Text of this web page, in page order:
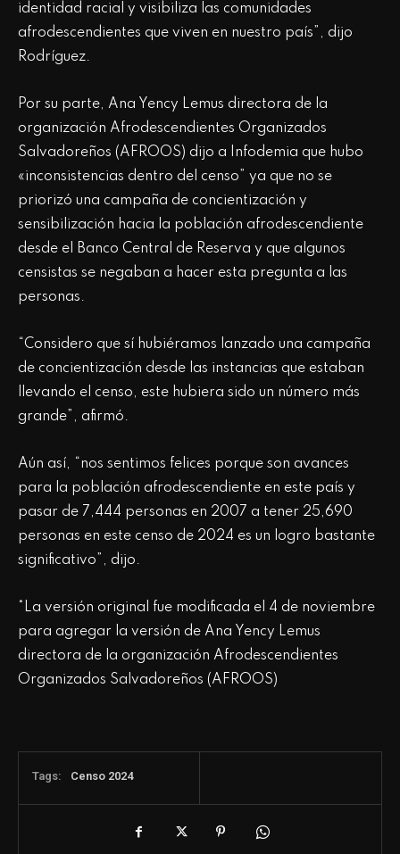
identidad racial y visibiliza las comunidades
afrodescendientes que viven en nuestro país”, dijo
Rodríguez.
Por su parte, Ana Yency Lemus directora de la
organización Afrodescendientes Organizados
Salvadoreños (AFROOS) dijo a Infodemia que hubo
«inconsistencias dentro del censo” ya que no se
priorizó una campaña de concientización y
sensibilización hacia la población afrodescendiente
desde el Banco Central de Reserva y que algunos
censistas se negaban a hacer esta pregunta a las
personas.
“Considero que sí hubiéramos lanzado una campaña
de concientización desde las instancias que estaban
llevando el censo, este hubiera sido un número más
grande”, afirmó.
Aún así, “nos sentimos felices porque son avances
para la población afrodescendiente en este país y
pasar de 7,444 personas en 2007 a tener 25,690
personas en este censo de 2024 es un logro bastante
significativo”, dijo.
*La versión original fue modificada el 4 de noviembre
para agregar la versión de Ana Yency Lemus
directora de la organización Afrodescendientes
Organizados Salvadoreños (AFROOS)
Tags: Censo 2024